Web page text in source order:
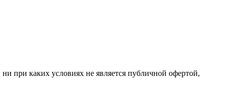
при каких условиях не является публичной офертой,